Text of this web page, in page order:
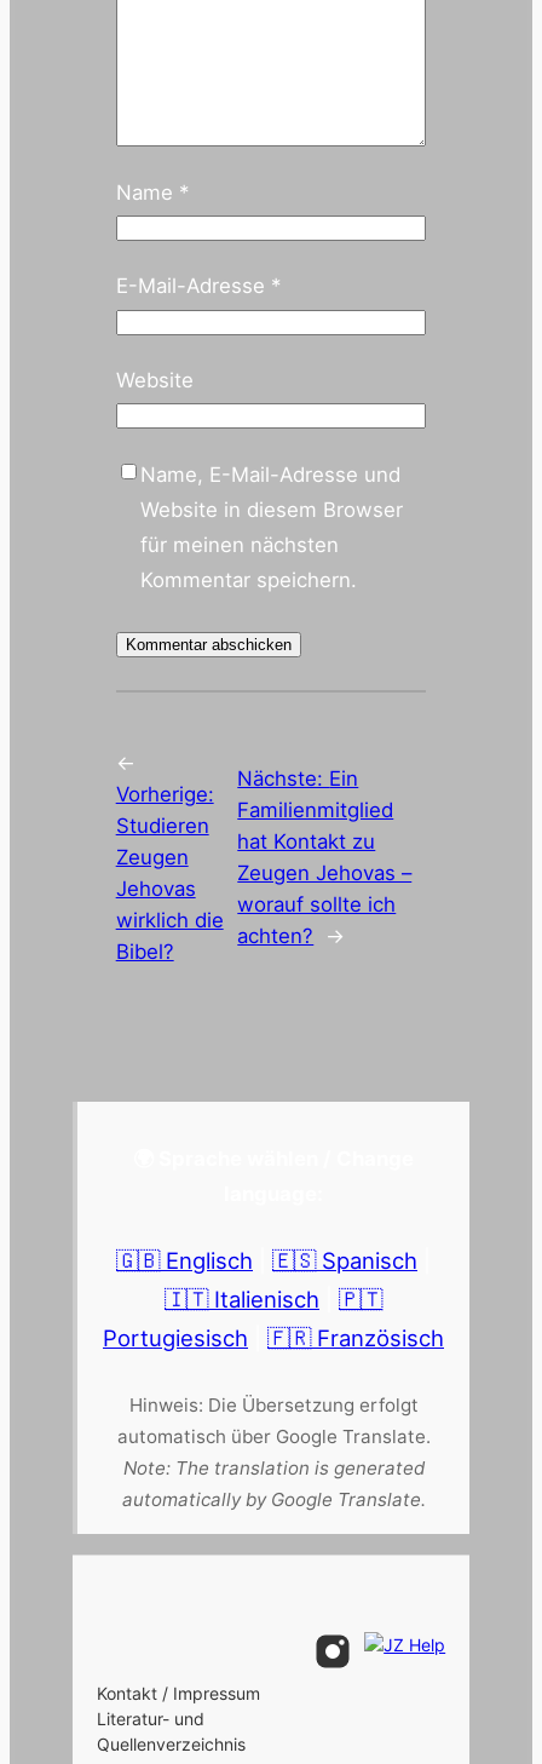
Name *
E-Mail-Adresse *
Website
Name, E-Mail-Adresse und
Website in diesem Browser
für meinen nächsten
Kommentar speichern.
←
Vorherige:
Studieren
Zeugen
Jehovas
wirklich die
Bibel?
Nächste: Ein
Familienmitglied
hat Kontakt zu
Zeugen Jehovas –
worauf sollte ich
achten?
→
🇬🇧 Englisch 🇪🇸 Spanisch
🇮🇹 Italienisch
🇵🇹
Portugiesisch
🇫🇷 Französisch
Hinweis: Die Übersetzung erfolgt
automatisch über Google Translate.
Note: The translation is generated
automatically by Google Translate.
Kontakt / Impressum
Literatur- und
Quellenverzeichnis